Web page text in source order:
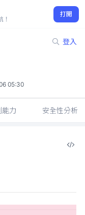
！
打開
登入
05:30
能力 安全性分析